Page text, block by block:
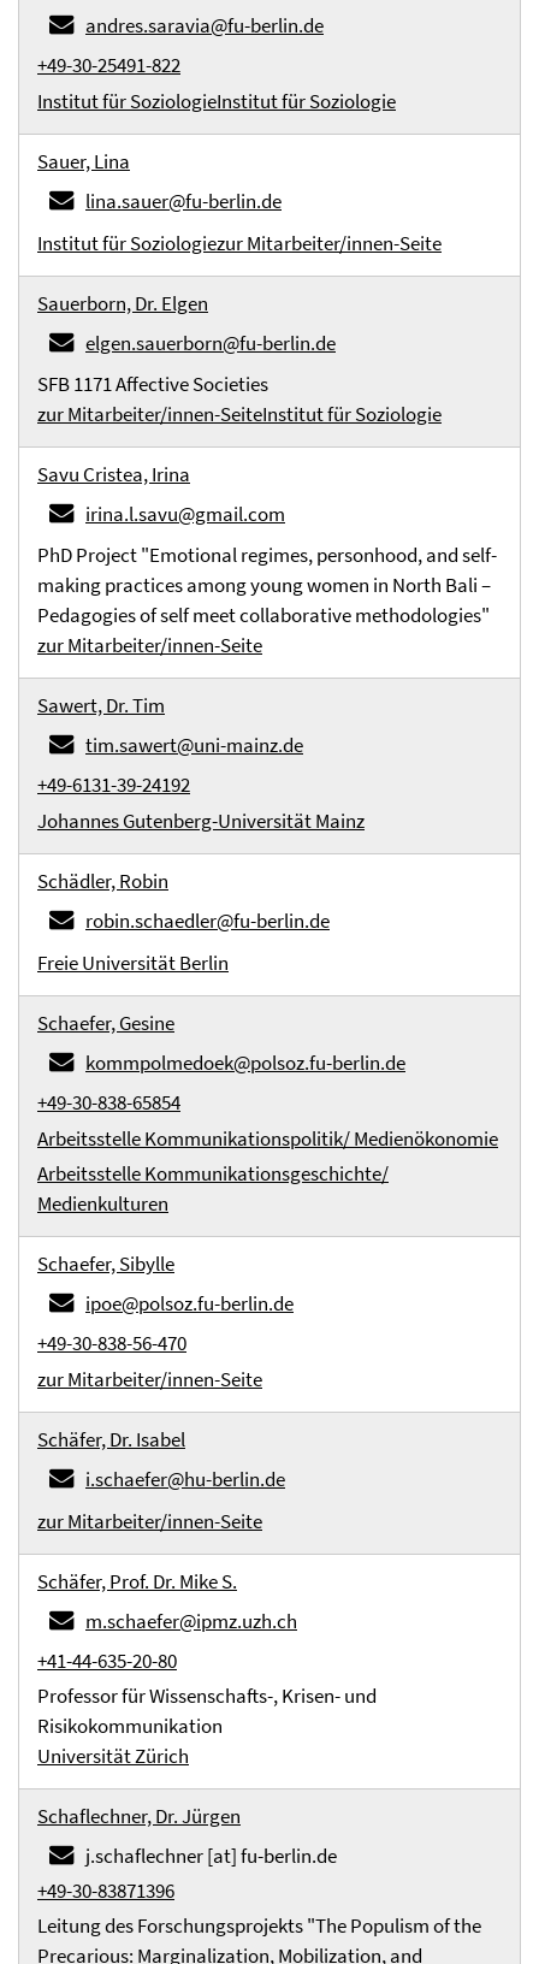
andres.saravia@fu-berlin.de
+49-30-25491-822
Institut für SoziologieInstitut für Soziologie
Sauer, Lina
lina.sauer@fu-berlin.de
Institut für Soziologiezur Mitarbeiter/innen-Seite
Sauerborn, Dr. Elgen
elgen.sauerborn@fu-berlin.de
SFB 1171 Affective Societies
zur Mitarbeiter/innen-SeiteInstitut für Soziologie
Savu Cristea, Irina
irina.l.savu@gmail.com
PhD Project "Emotional regimes, personhood, and self-
making practices among young women in North Bali –
Pedagogies of self meet collaborative methodologies"
zur Mitarbeiter/innen-Seite
Sawert, Dr. Tim
tim.sawert@uni-mainz.de
+49-6131-39-24192
Johannes Gutenberg-Universität Mainz
Schädler, Robin
robin.schaedler@fu-berlin.de
Freie Universität Berlin
Schaefer, Gesine
kommpolmedoek@polsoz.fu-berlin.de
+49-30-838-65854
Arbeitsstelle Kommunikationspolitik/ Medienökonomie
Arbeitsstelle Kommunikationsgeschichte/
Medienkulturen
Schaefer, Sibylle
ipoe@polsoz.fu-berlin.de
+49-30-838-56-470
zur Mitarbeiter/innen-Seite
Schäfer, Dr. Isabel
i.schaefer@hu-berlin.de
zur Mitarbeiter/innen-Seite
Schäfer, Prof. Dr. Mike S.
m.schaefer@ipmz.uzh.ch
+41-44-635-20-80
Professor für Wissenschafts-, Krisen- und
Risikokommunikation
Universität Zürich
Schaflechner, Dr. Jürgen
j.schaflechner [at] fu-berlin.de
+49-30-83871396
Leitung des Forschungsprojekts "The Populism of the
Precarious: Marginalization, Mobilization, and